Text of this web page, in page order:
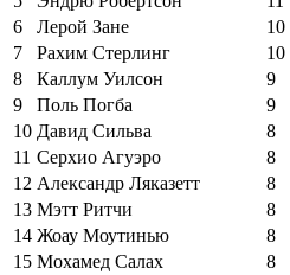
6
Лерой Зане
10
7
Рахим Стерлинг
10
8
Каллум Уилсон
9
9
Поль Погба
9
10 Давид Сильва
8
11 Серхио Агуэро
8
12 Александр Ляказетт
8
13 Мэтт Ритчи
8
14 Жоау Моутинью
8
15 Мохамед Салах
8